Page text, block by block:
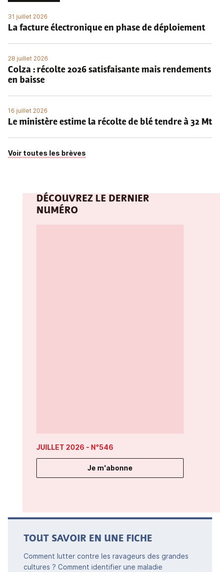
31 juillet 2026
La facture électronique en phase de déploiement
28 juillet 2026
Colza : récolte 2026 satisfaisante mais rendements
en baisse
16 juillet 2026
Le ministère estime la récolte de blé tendre à 32 Mt
Voir toutes les brèves
DÉCOUVREZ LE DERNIER
NUMÉRO
JUILLET 2026 - N°546
Je m'abonne
TOUT SAVOIR EN UNE FICHE
Comment lutter contre les ravageurs des grandes
cultures ? Comment identifier une maladie